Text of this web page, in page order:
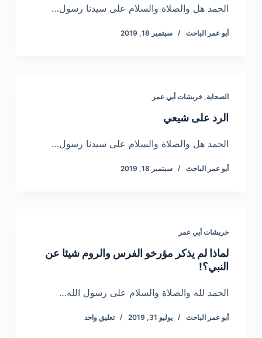
الحمد هل والصلاة والسلام على سيدنا رسول…
أبو عمر الباحث سبتمبر 18, 2019
الصحابة, خربشات أبي عمر
الرد على شيعي
الحمد هل والصلاة والسلام على سيدنا رسول…
أبو عمر الباحث سبتمبر 18, 2019
خربشات أبي عمر
لماذا لم يذكر مؤرخو الفرس والروم شيئا عن
النبي؟!
الحمد لله والصلاة والسلام على رسول الله…
أبو عمر الباحث يوليو 31, 2019 تعليق واحد